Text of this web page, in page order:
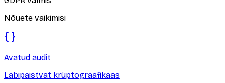
Nõuete vaikimisi
Avatud audit
Läbipaistvat krüptograafikaas